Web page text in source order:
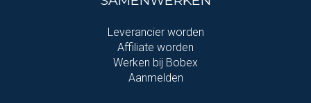
Leverancier worden
Affiliate worden
Werken bij Bobex
Aanmelden